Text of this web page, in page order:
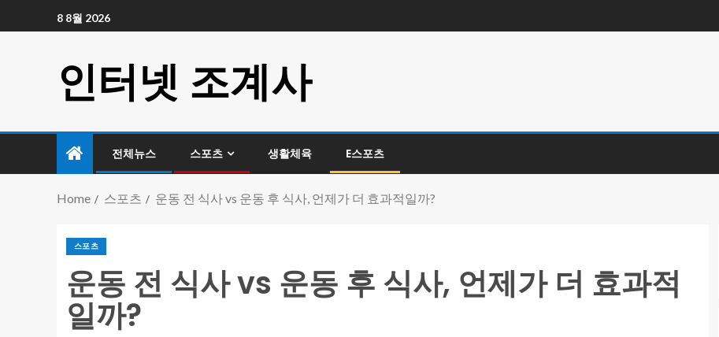
8 8월 2026
인터넷 조계사
전체뉴스 스포츠 생활체육 E스포츠
Home 스포츠 운동 전 식사 vs 운동 후 식사, 언제가 더 효과적일까?
스포츠
운동 전 식사 vs 운동 후 식사, 언제가 더 효과적
일까?